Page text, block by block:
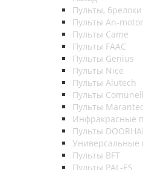
Пульты,
Пульты An-
Пульты Came
Пульты FAAC
Пульты Genius
Пульты Nice
Пульты Alutech
Пульты
Пульты Marantec
Инфракрасные
Пульты
Универсальные
Пульты BFT
Пульты PAL-ES